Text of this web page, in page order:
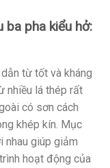
ba pha kiểu hở:
từ tốt và kháng
nhiều lá thép rất
có sơn cách
khép kín. Mục
nhau giúp giảm
hoạt động của